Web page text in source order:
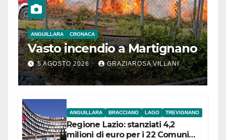
ANGUILLARA CRONACA
Vasto incendio a Martignano
5 AGOSTO 2026 GRAZIAROSA VILLANI
ANGUILLARA BRACCIANO LAGO TREVIGNANO
Regione Lazio: stanziati 4,2
milioni di euro per i 22 Comuni